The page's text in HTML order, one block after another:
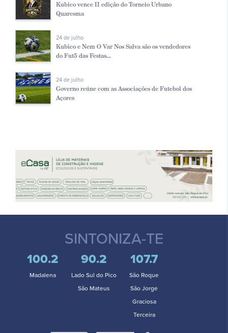
Kubico vence II edição do Torneio Urbano
Quaresma
24 de julho
Kubico e Nem O Var Nos Salva são os vendedores
do Fut5 das Festas...
24 de julho
Governo reúne com as Associações de Futebol dos
Açores
SINTONIZA-TE
100.2
Madalena
90.2
Lado Sul do Pico
São Mateus
107.7
São Roque
São Jorge
Graciosa
Terceira